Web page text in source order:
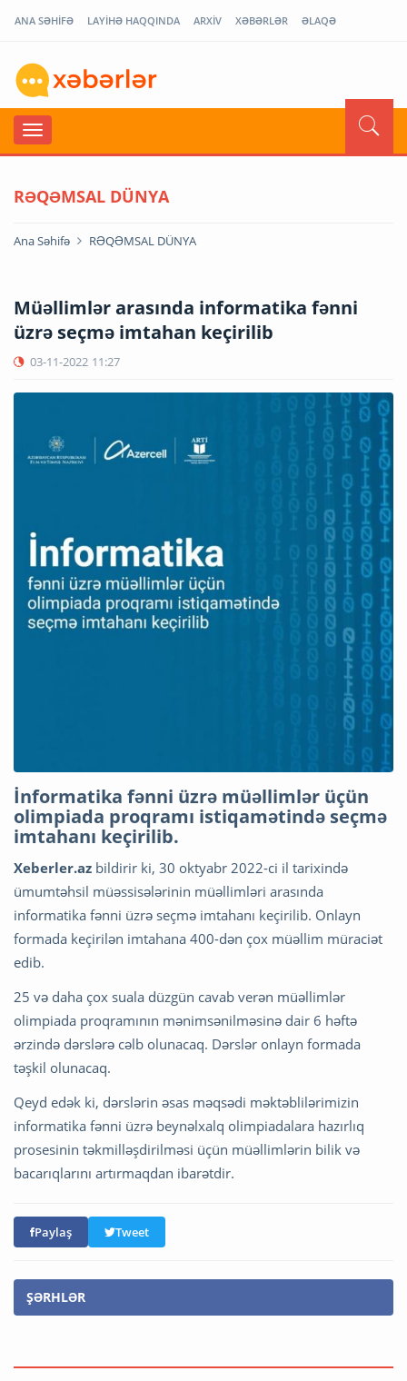
ANA SƏHİFƏ LAYİHƏ HAQQINDA ARXİV XƏBƏRLƏR ƏLAQƏ
RƏQƏMSAL DÜNYA
Ana Səhifə RƏQƏMSAL DÜNYA
Müəllimlər arasında informatika fənni
üzrə seçmə imtahan keçirilib
03-11-2022 11:27
İnformatika fənni üzrə müəllimlər üçün
olimpiada proqramı istiqamətində seçmə
imtahanı keçirilib.
Xeberler.az bildirir ki, 30 oktyabr 2022-ci il tarixində
ümumtəhsil müəssisələrinin müəllimləri arasında
informatika fənni üzrə seçmə imtahanı keçirilib. Onlayn
formada keçirilən imtahana 400-dən çox müəllim müraciət
edib.
25 və daha çox suala düzgün cavab verən müəllimlər
olimpiada proqramının mənimsənilməsinə dair 6 həftə
ərzində dərslərə cəlb olunacaq. Dərslər onlayn formada
təşkil olunacaq.
Qeyd edək ki, dərslərin əsas məqsədi məktəblilərimizin
informatika fənni üzrə beynəlxalq olimpiadalara hazırlıq
prosesinin təkmilləşdirilməsi üçün müəllimlərin bilik və
bacarıqlarını artırmaqdan ibarətdir.
Paylaş Tweet
ŞƏRHLƏR